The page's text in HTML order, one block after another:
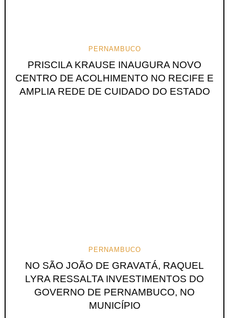
PERNAMBUCO
PRISCILA KRAUSE INAUGURA NOVO
CENTRO DE ACOLHIMENTO NO RECIFE E
AMPLIA REDE DE CUIDADO DO ESTADO
PERNAMBUCO
NO SÃO JOÃO DE GRAVATÁ, RAQUEL
LYRA RESSALTA INVESTIMENTOS DO
GOVERNO DE PERNAMBUCO, NO
MUNICÍPIO